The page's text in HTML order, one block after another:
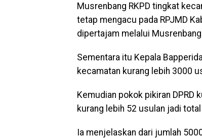
Musrenbang RKPD tingkat
tetap mengacu pada RPJMD
dipertajam melalui
Sementara itu Kepala
kecamatan kurang lebih 3000
Kemudian pokok pikiran DPRD
kurang lebih 52 usulan jadi
Ia menjelaskan dari jumlah